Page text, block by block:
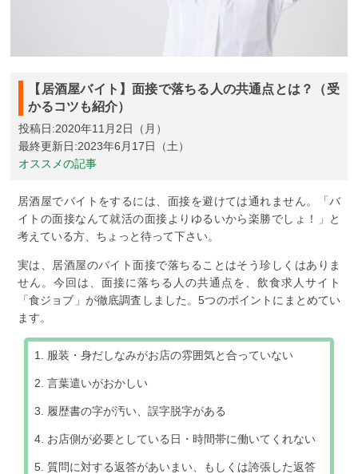
【居酒屋バイト】面接で落ちる人の共通点とは？（受
かるコツも紹介）
投稿日:2020年11月2日（月）
最終更新日:2023年6月17日（土）
オススメの記事
居酒屋でバイトをするには、面接を避けては通れません。「バ
イトの面接なんて就活の面接よりゆるいから楽勝でしょ！」と
考えている方、ちょっと待って下さい。
実は、居酒屋のバイト面接で落ちることはそう珍しくはありま
せん。今回は、面接に落ちる人の共通点を、飲食求人サイト
「食ジョブ」が徹底調査しました。5つのポイントにまとめてい
ます。
服装・身だしなみがお店の雰囲気と合っていない
言葉遣いがおかしい
履歴書の字が汚い、誤字脱字がある
お店側が必要としている日・時間帯に働いてくれない
質問に対する返答があいまい、もしくは誇張した返答